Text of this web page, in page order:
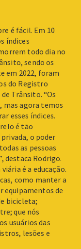
é fácil. Em 10
índices
todo dia no
sendo os
em 2022, foram
do Registro
Trânsito. “Os
mas agora temos
esses índices.
é tão
o poder
as pessoas
destaca Rodrigo.
é a educação.
como manter a
equipamentos de
bicicleta;
que nós
usuários das
lesões e